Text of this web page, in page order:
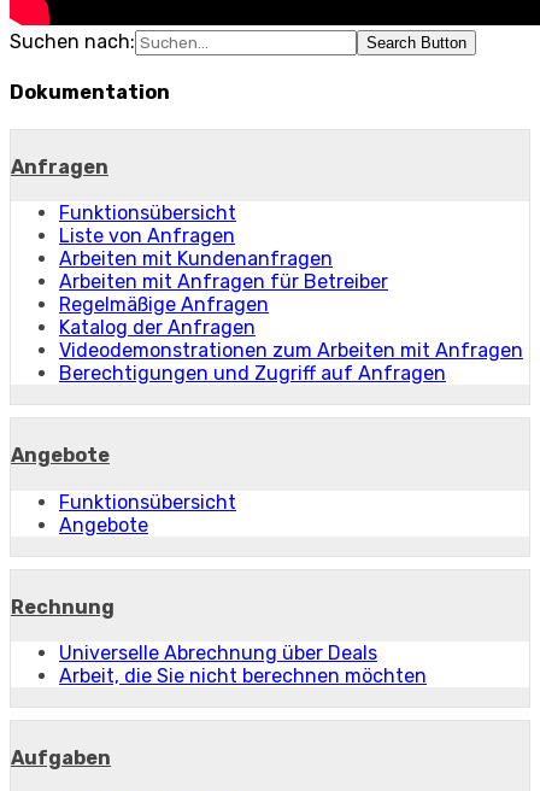
Suchen nach: Search Button
Dokumentation
Anfragen
Funktionsübersicht
Liste von Anfragen
Arbeiten mit Kundenanfragen
Arbeiten mit Anfragen für Betreiber
Regelmäßige Anfragen
Katalog der Anfragen
Videodemonstrationen zum Arbeiten mit Anfragen
Berechtigungen und Zugriff auf Anfragen
Angebote
Funktionsübersicht
Angebote
Rechnung
Universelle Abrechnung über Deals
Arbeit, die Sie nicht berechnen möchten
Aufgaben